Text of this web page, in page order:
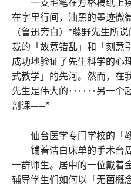
在字里行间，油黑的墨迹微
（鲁迅旁白）“藤野先生所
裁的「故意错乱」和「刻意
成功地验证了先生科学的心
式教学」的先河。然而，在
先生是伟大的･･････另一
剖课——”
仙台医学专门学校的「教
铺着洁白床单的手术台
一群师生。居中的一位戴着
辅导学生们如何以「无菌概